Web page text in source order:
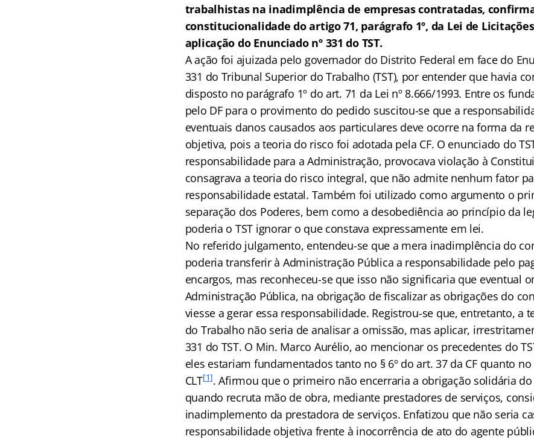
trabalhistas na inadimplência de empresas contratadas,
constitucionalidade do artigo 71, parágrafo 1º, da Lei de
aplicação do Enunciado nº 331 do TST.
A ação foi ajuizada pelo governador do Distrito Federal em face do
331 do Tribunal Superior do Trabalho (TST), por entender que havia
disposto no parágrafo 1º do art. 71 da Lei nº 8.666/1993. Entre os
pelo DF para o provimento do pedido suscitou-se que a
eventuais danos causados aos particulares deve ocorre na forma da
objetiva, pois a teoria do risco foi adotada pela CF. O enunciado do
responsabilidade para a Administração, provocava violação à
consagrava a teoria do risco integral, que não admite nenhum fator
responsabilidade estatal. Também foi utilizado como argumento o
separação dos Poderes, bem como a desobediência ao princípio da
poderia o TST ignorar o que constava expressamente em lei.
No referido julgamento, entendeu-se que a mera inadimplência do
poderia transferir à Administração Pública a responsabilidade pelo
encargos, mas reconheceu-se que isso não significaria que eventual
Administração Pública, na obrigação de fiscalizar as obrigações do
viesse a gerar essa responsabilidade. Registrou-se que, entretanto, a
do Trabalho não seria de analisar a omissão, mas aplicar,
331 do TST. O Min. Marco Aurélio, ao mencionar os precedentes do
eles estariam fundamentados tanto no § 6º do art. 37 da CF quanto no
CLT[1]. Afirmou que o primeiro não encerraria a obrigação solidária
quando recruta mão de obra, mediante prestadores de serviços,
inadimplemento da prestadora de serviços. Enfatizou que não seria
responsabilidade objetiva frente à inocorrência de ato do agente